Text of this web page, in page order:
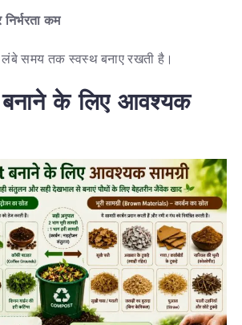
कम
लंबे समय तक स्वस्थ बनाए रखती है।
के लिए आवश्यक